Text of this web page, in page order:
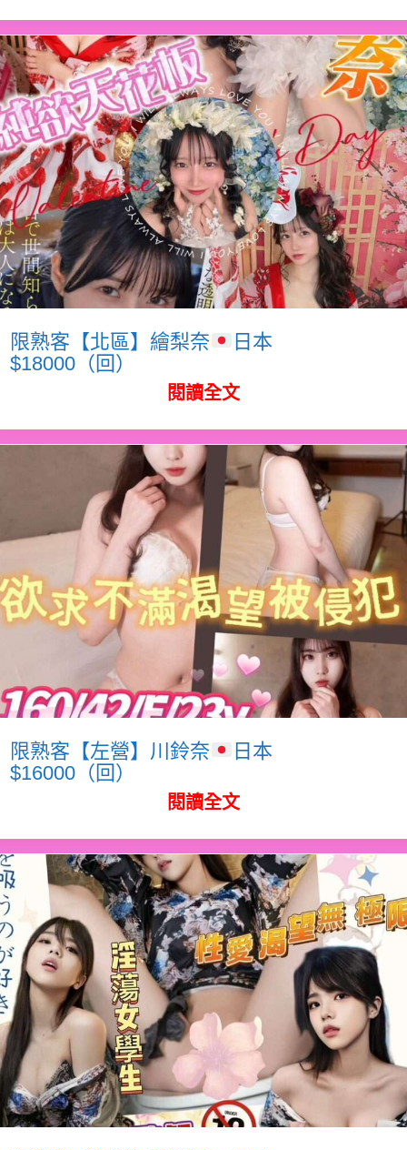
限熟客【北區】繪梨奈
日本
$18000（回）
閱讀全文
限熟客【左營】川鈴奈
日本
$16000（回）
閱讀全文